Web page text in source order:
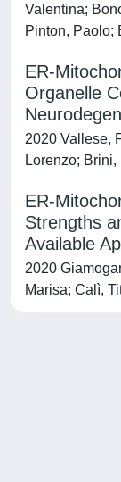
Valentina;
Pinton, Paolo;
ER-
Organelle
2020 Vallese,
Lorenzo;
ER-
Strengths
Available
2020
Marisa; Calì,